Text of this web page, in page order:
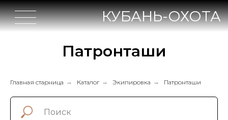
КУБАНЬ-ОХОТА
Патронташи
Главная старница → Каталог → Экипировка → Патронташи